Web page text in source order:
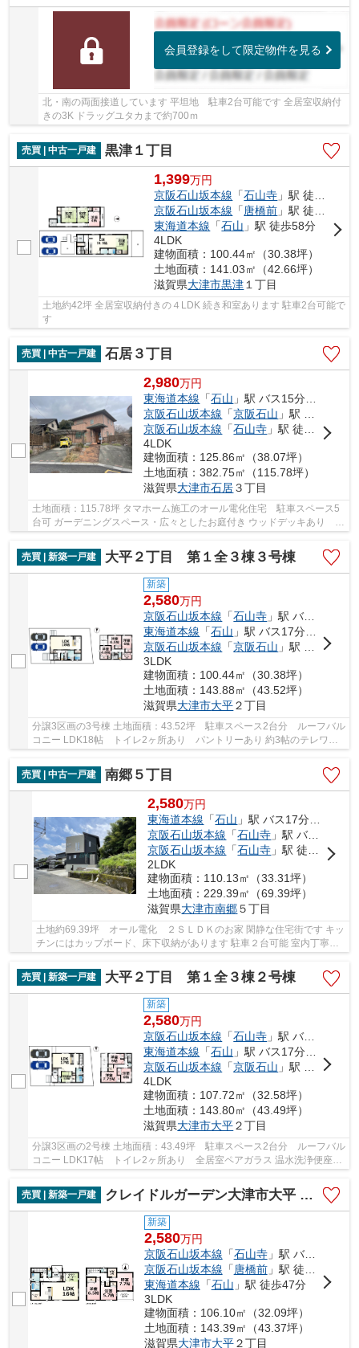
会員登録をして限定物件を見る
北・南の両面接道しています 平坦地 駐車2台可能です 全居室収納付
きの3K ドラッグユタカまで約700ｍ
売買 | 中古一戸建 黒津１丁目
1,399万円
京阪石山坂本線 「石山寺 」駅 徒歩49分
京阪石山坂本線 「 唐橋前 」駅 徒歩47分
東海道本線 「石山 」駅 徒歩58分
4LDK
建物面積：100.44㎡（30.38坪）
土地面積：141.03㎡（42.66坪）
滋賀県大津市黒津 １丁目
土地約42坪 全居室収納付きの４LDK 続き和室あります 駐車2台可能で
す
売買 | 中古一戸建 石居３丁目
2,980万円
東海道本線 「石山 」駅 バス15分 「みどりヶ丘」 停歩3分
京阪石山坂本線 「京阪石山 」駅 バス15分 「みどりヶ丘」 停歩3分
京阪石山坂本線 「石山寺 」駅 徒歩72分
4LDK
建物面積：125.86㎡（38.07坪）
土地面積：382.75㎡（115.78坪）
滋賀県大津市石居３丁目
土地面積：115.78坪 タマホーム施工のオール電化住宅 駐車スペース5
台可 ガーデニングスペース・広々としたお庭付き ウッドデッキあり
LDK21.4帖 トイレ2ヶ所あり 納戸あり 二面バ...
売買 | 新築一戸建
大平２丁目 第１全３棟３号棟
新築
2,580万円
京阪石山坂本線 「石山寺 」駅 バス11分 「石山団地」 停歩2分
東海道本線 「石山 」駅 バス17分 「石山団地」 停歩2分
京阪石山坂本線 「京阪石山 」駅 バス17分 「石山団地」 停歩2分
3LDK
建物面積：100.44㎡（30.38坪）
土地面積：143.88㎡（43.52坪）
滋賀県大津市大平２丁目
分譲3区画の3号棟 土地面積：43.52坪 駐車スペース2台分 ルーフバル
コニー LDK18帖 トイレ2ヶ所あり パントリーあり 約3帖のテレワー
クルームあり 収納スペース豊富 温水洗浄便座...
売買 | 中古一戸建
南郷５丁目
2,580万円
東海道本線 「石山 」駅 バス17分 「南郷温泉」 停歩5分
京阪石山坂本線 「石山寺 」駅 バス9分 「南郷温泉」 停歩5分
京阪石山坂本線 「石山寺 」駅 徒歩48分
2LDK
建物面積：110.13㎡（33.31坪）
土地面積：229.39㎡（69.39坪）
滋賀県大津市南郷５丁目
土地約69.39坪 オール電化 ２ＳＬＤＫのお家 閑静な住宅街です キッ
チンにはカップボード、床下収納があります 駐車２台可能 室内丁寧に
お使いですよ
売買 | 新築一戸建
大平２丁目 第１全３棟２号棟
新築
2,580万円
京阪石山坂本線 「石山寺 」駅 バス11分 「石山団地」 停歩2分
東海道本線 「石山 」駅 バス17分 「石山団地」 停歩2分
京阪石山坂本線 「京阪石山 」駅 バス17分 「石山団地」 停歩2分
4LDK
建物面積：107.72㎡（32.58坪）
土地面積：143.80㎡（43.49坪）
滋賀県大津市大平２丁目
分譲3区画の2号棟 土地面積：43.49坪 駐車スペース2台分 ルーフバル
コニー LDK17帖 トイレ2ヶ所あり 全居室ペアガラス 温水洗浄便座・
売買 | 新築一戸建
クレイドルガーデン大津市大平 第1 全３区画１号棟
新築
2,580万円
京阪石山坂本線 「石山寺」駅 バス12分 「石山団地（滋賀県）」 停歩2分
京阪石山坂本線 「唐橋前」駅 徒歩43分
東海道本線 「石山 」駅 徒歩47分
3LDK
建物面積：106.10㎡（32.09坪）
土地面積：143.39㎡（43.37坪）
滋賀県大津市大平２丁目